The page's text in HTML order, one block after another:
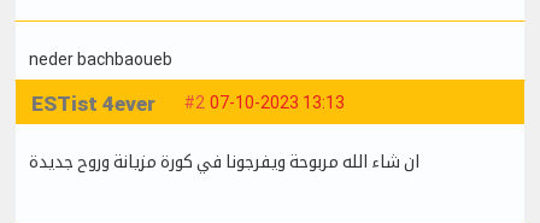
neder bachbaoueb
#2 07-10-2023 13:13
ESTist 4ever
ان شاء الله مربوحة ويفرجونا في كورة مزيانة وروح جديدة